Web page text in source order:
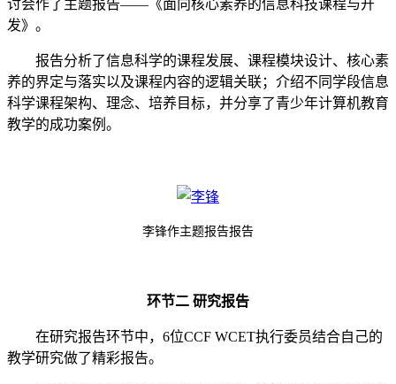
讨会作了主题报告—— 《面向核心素养的信息科技课程与开
发》。
报告分析了信息科学的课程发展、课程模块设计、核心素
养的界定与落实以及课程内容的逻辑关联；介绍不同学段信息
科学课程架构、理念、培养目标，并分享了青少年计算机教育
教学的成功案例。
李锋作主题报告报告
环节二 研究报告
在研究报告环节中， 6位CCF WCET执行委员结合自己的
教学研究做了精彩报告。